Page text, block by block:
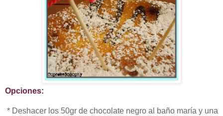
Opciones:
* Deshacer los 50gr de chocolate negro al baño maría y una